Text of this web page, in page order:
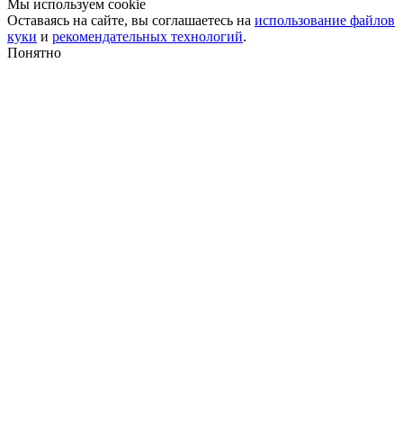
Мы используем cookie
Оставаясь на сайте, вы соглашаетесь на использование файлов
куки и рекомендательных технологий.
Понятно